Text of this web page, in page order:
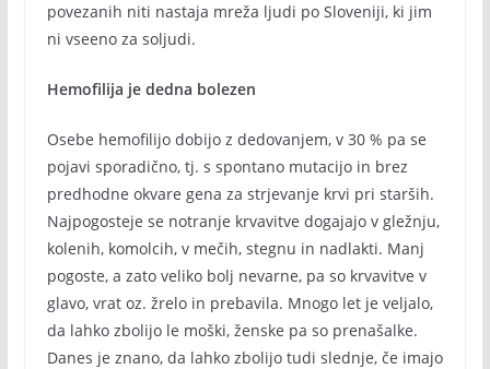
povezanih niti nastaja mreža ljudi po Sloveniji, ki jim
ni vseeno za soljudi.
Hemofilija je dedna bolezen
Osebe hemofilijo dobijo z dedovanjem, v 30 % pa se
pojavi sporadično, tj. s spontano mutacijo in brez
predhodne okvare gena za strjevanje krvi pri starših.
Najpogosteje se notranje krvavitve dogajajo v gležnju,
kolenih, komolcih, v mečih, stegnu in nadlakti. Manj
pogoste, a zato veliko bolj nevarne, pa so krvavitve v
glavo, vrat oz. žrelo in prebavila. Mnogo let je veljalo,
da lahko zbolijo le moški, ženske pa so prenašalke.
Danes je znano, da lahko zbolijo tudi slednje, če imajo